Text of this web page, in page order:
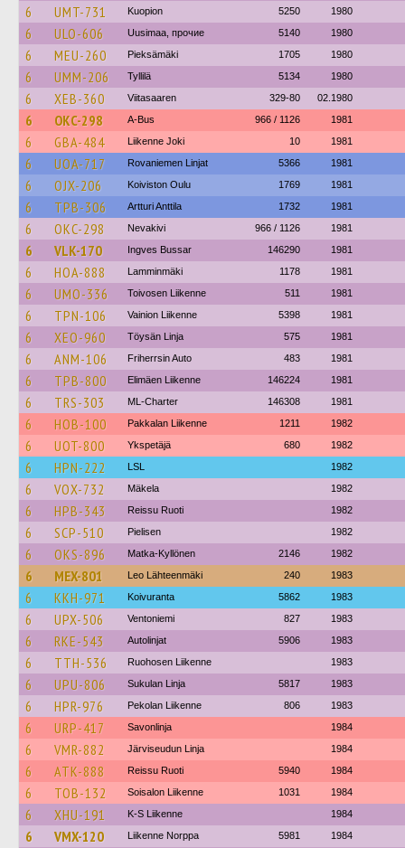
6 UMT-731 Kuopion 5250 1980
6 ULO-606 Uusimaa, прочие 5140 1980
6 MEU-260 Pieksämäki 1705 1980
6 UMM-206 Tyllilä 5134 1980
6 XEB-360 Viitasaaren 329-80 02.1980
6 OKC-298 A-Bus 966 / 1126 1981
6 GBA-484 Liikenne Joki 10 1981
6 UOA-717 Rovaniemen Linjat 5366 1981
6 OJX-206 Koiviston Oulu 1769 1981
6 TPB-306 Artturi Anttila 1732 1981
6 OKC-298 Nevakivi 966 / 1126 1981
6 VLK-170 Ingves Bussar 146290 1981
6 HOA-888 Lamminmäki 1178 1981
6 UMO-336 Toivosen Liikenne 511 1981
6 TPN-106 Vainion Liikenne 5398 1981
6 XEO-960 Töysän Linja 575 1981
6 ANM-106 Friherrsin Auto 483 1981
6 TPB-800 Elimäen Liikenne 146224 1981
6 TRS-303 ML-Charter 146308 1981
6 HOB-100 Pakkalan Liikenne 1211 1982
6 UOT-800 Ykspetäjä 680 1982
6 HPN-222 LSL 1982
6 VOX-732 Mäkela 1982
6 HPB-343 Reissu Ruoti 1982
6 SCP-510 Pielisen 1982
6 OKS-896 Matka-Kyllönen 2146 1982
6 MEX-801 Leo Lähteenmäki 240 1983
6 KKH-971 Koivuranta 5862 1983
6 UPX-506 Ventoniemi 827 1983
6 RKE-543 Autolinjat 5906 1983
6 TTH-536 Ruohosen Liikenne 1983
6 UPU-806 Sukulan Linja 5817 1983
6 HPR-976 Pekolan Liikenne 806 1983
6 URP-417 Savonlinja 1984
6 VMR-882 Järviseudun Linja 1984
6 ATK-888 Reissu Ruoti 5940 1984
6 TOB-132 Soisalon Liikenne 1031 1984
6 XHU-191 K-S Liikenne 1984
6 VMX-120 Liikenne Norppa 5981 1984